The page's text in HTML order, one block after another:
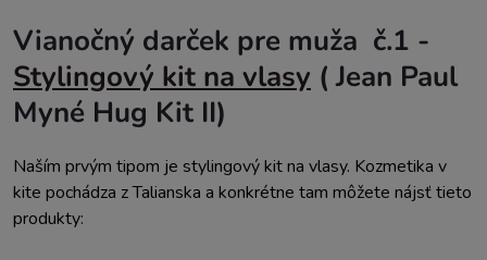
Vianočný darček pre muža č.1 -
Stylingový kit na vlasy ( Jean Paul
Myné Hug Kit II)
Naším prvým tipom je stylingový kit na vlasy. Kozmetika v
kite pochádza z Talianska a konkrétne tam môžete nájsť tieto
produkty: